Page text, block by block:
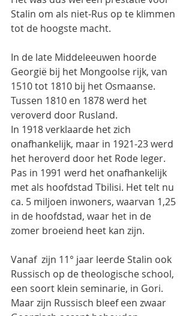
Stalin om als niet-Rus op te klimmen
tot de hoogste macht.
In de late Middeleeuwen hoorde
Georgië bij het Mongoolse rijk, van
1510 tot 1810 bij het Osmaanse.
Tussen 1810 en 1878 werd het
veroverd door Rusland.
In 1918 verklaarde het zich
onafhankelijk, maar in 1921-23 werd
het heroverd door het Rode leger.
Pas in 1991 werd het onafhankelijk
met als hoofdstad Tbilisi. Het telt nu
ca. 5 miljoen inwoners, waarvan 1,25
in de hoofdstad, waar het in de
zomer broeiend heet kan zijn.
Vanaf  zijn 11° jaar leerde Stalin ook
Russisch op de theologische school,
een soort klein seminarie, in Gori.
Maar zijn Russisch bleef een zwaar